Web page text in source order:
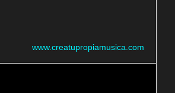
www.creatupropiamusica.com